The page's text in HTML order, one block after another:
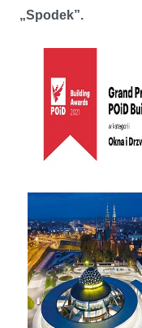
„Spodek”.